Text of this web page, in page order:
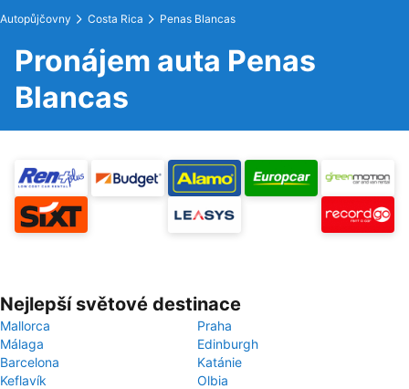
Autopůjčovny Costa Rica Penas Blancas
Pronájem auta Penas
Blancas
Nejlepší světové destinace
Mallorca
Praha
Málaga
Edinburgh
Barcelona
Katánie
Keflavík
Olbia